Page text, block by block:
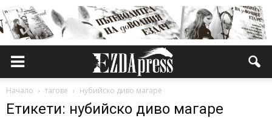
Начало тагове нубийско диво магаре
Етикети: нубийско диво магаре